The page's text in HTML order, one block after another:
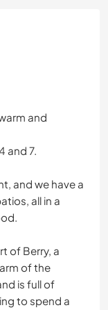
and
and 7.
and we have a
all in a
of Berry, a
of the
is full of
to spend a